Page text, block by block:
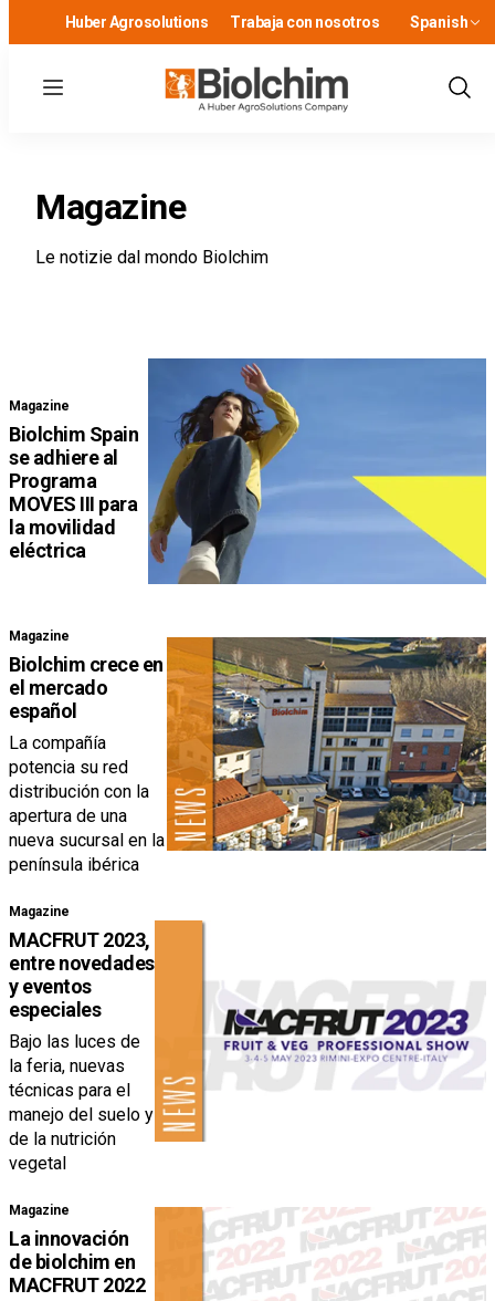
Huber Agrosolutions Trabaja con nosotros Spanish
Menu
Show
Magazine
Le notizie dal mondo Biolchim
Magazine
Biolchim Spain
se adhiere al
Programa
MOVES III para
la movilidad
eléctrica
Magazine
Biolchim crece en
el mercado
español
La compañía
potencia su red
distribución con la
apertura de una
nueva sucursal en la
península ibérica
Magazine
MACFRUT 2023,
entre novedades
y eventos
especiales
Bajo las luces de
la feria, nuevas
técnicas para el
manejo del suelo y
de la nutrición
vegetal
Magazine
La innovación
de biolchim en
MACFRUT 2022